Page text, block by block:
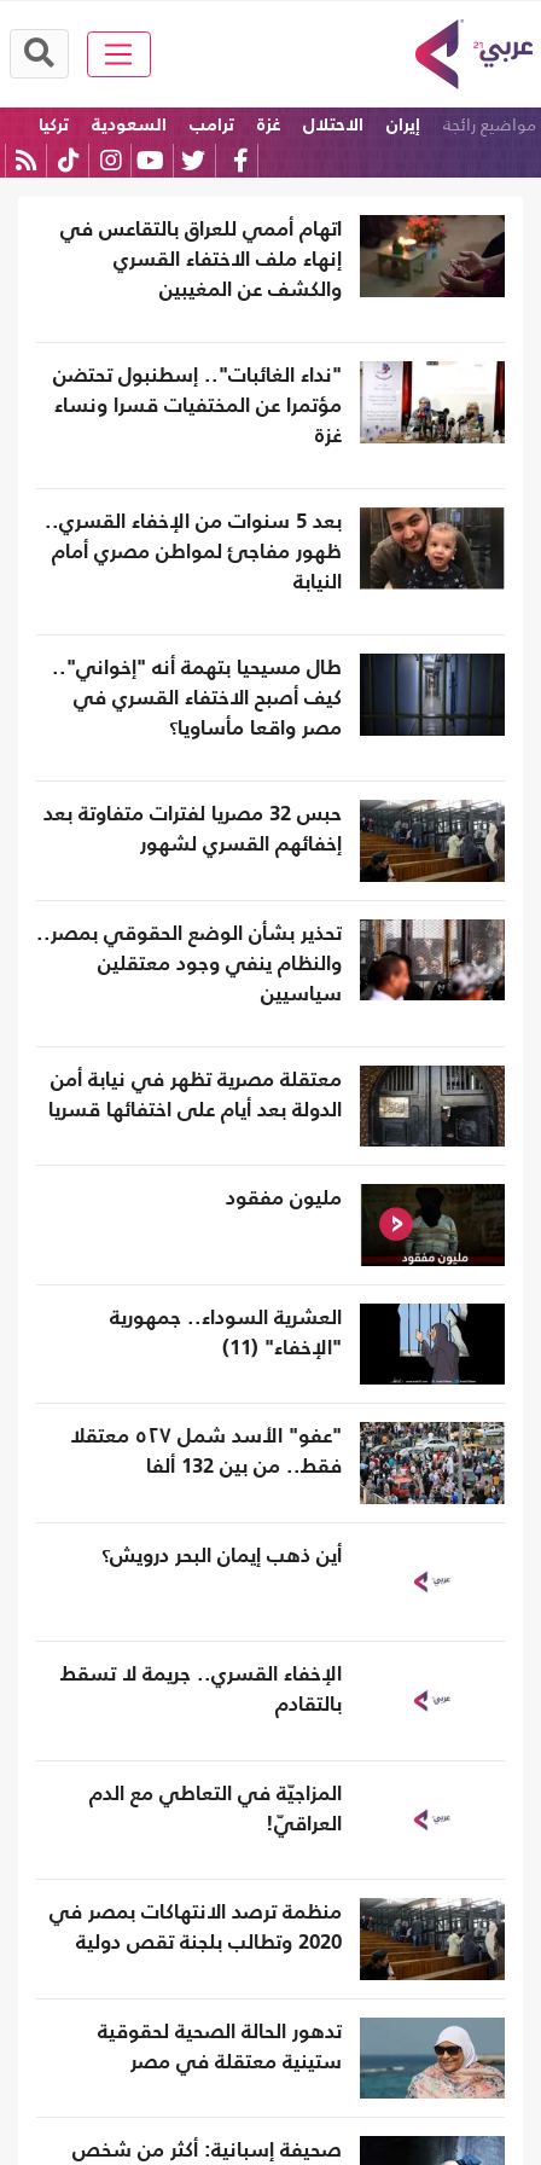
مواضيع رائجة إيران الاحتلال غزة ترامب السعودية تركيا
اتهام أممي للعراق بالتقاعس في
إنهاء ملف الاختفاء القسري
والكشف عن المغيبين
"نداء الغائبات".. إسطنبول تحتضن
مؤتمرا عن المختفيات قسرا ونساء
غزة
بعد 5 سنوات من الإخفاء القسري..
ظهور مفاجئ لمواطن مصري أمام
النيابة
طال مسيحيا بتهمة أنه "إخواني"..
كيف أصبح الاختفاء القسري في
مصر واقعا مأساويا؟
حبس 32 مصريا لفترات متفاوتة بعد
إخفائهم القسري لشهور
تحذير بشأن الوضع الحقوقي بمصر..
والنظام ينفي وجود معتقلين
سياسيين
معتقلة مصرية تظهر في نيابة أمن
الدولة بعد أيام على اختفائها قسريا
مليون مفقود
العشرية السوداء.. جمهورية
"الإخفاء" (11)
"عفو" الأسد شمل ٥٢٧ معتقلا
فقط.. من بين 132 ألفا
أين ذهب إيمان البحر درويش؟
الإخفاء القسري.. جريمة لا تسقط
بالتقادم
المزاجيّة في التعاطي مع الدم
العراقيّ!
منظمة ترصد الانتهاكات بمصر في
2020 وتطالب بلجنة تقص دولية
تدهور الحالة الصحية لحقوقية
ستينية معتقلة في مصر
صحيفة إسبانية: أكثر من شخص